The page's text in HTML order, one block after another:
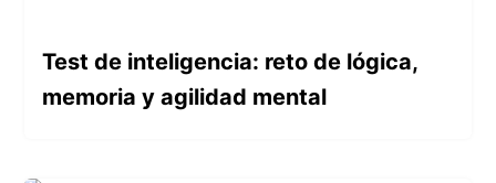
Test de inteligencia: reto de lógica,
memoria y agilidad mental